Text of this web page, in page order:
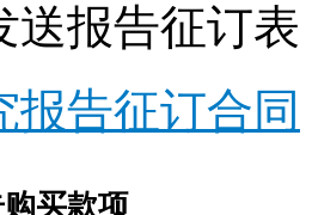
送报告征订表
报告征订合同
买款项